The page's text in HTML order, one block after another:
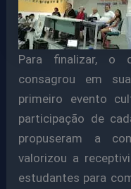
Para finalizar, o
consagrou em
primeiro evento
participação de
propuseram a
valorizou a
estudantes para